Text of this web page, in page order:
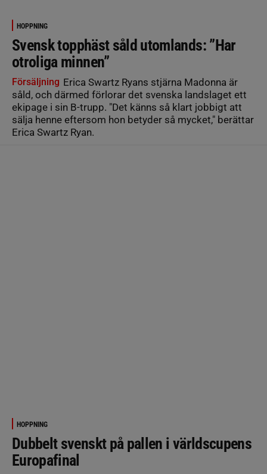
HOPPNING
Svensk topphäst såld utomlands: ”Har
otroliga minnen”
Försäljning Erica Swartz Ryans stjärna Madonna är
såld, och därmed förlorar det svenska landslaget ett
ekipage i sin B-trupp. "Det känns så klart jobbigt att
sälja henne eftersom hon betyder så mycket," berättar
Erica Swartz Ryan.
HOPPNING
Dubbelt svenskt på pallen i världscupens
Europafinal